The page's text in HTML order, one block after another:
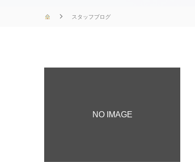
スタッフブログ
NO IMAGE